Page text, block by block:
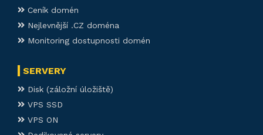
Ceník domén
Nejlevnější .CZ doména
Monitoring dostupnosti domén
SERVERY
Disk (záložní úložiště)
VPS SSD
VPS ON